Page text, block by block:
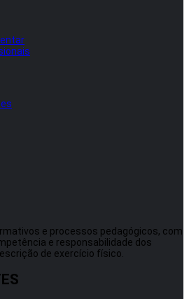
e processos pedagógicos, com
e responsabilidade dos
de exercício físico.